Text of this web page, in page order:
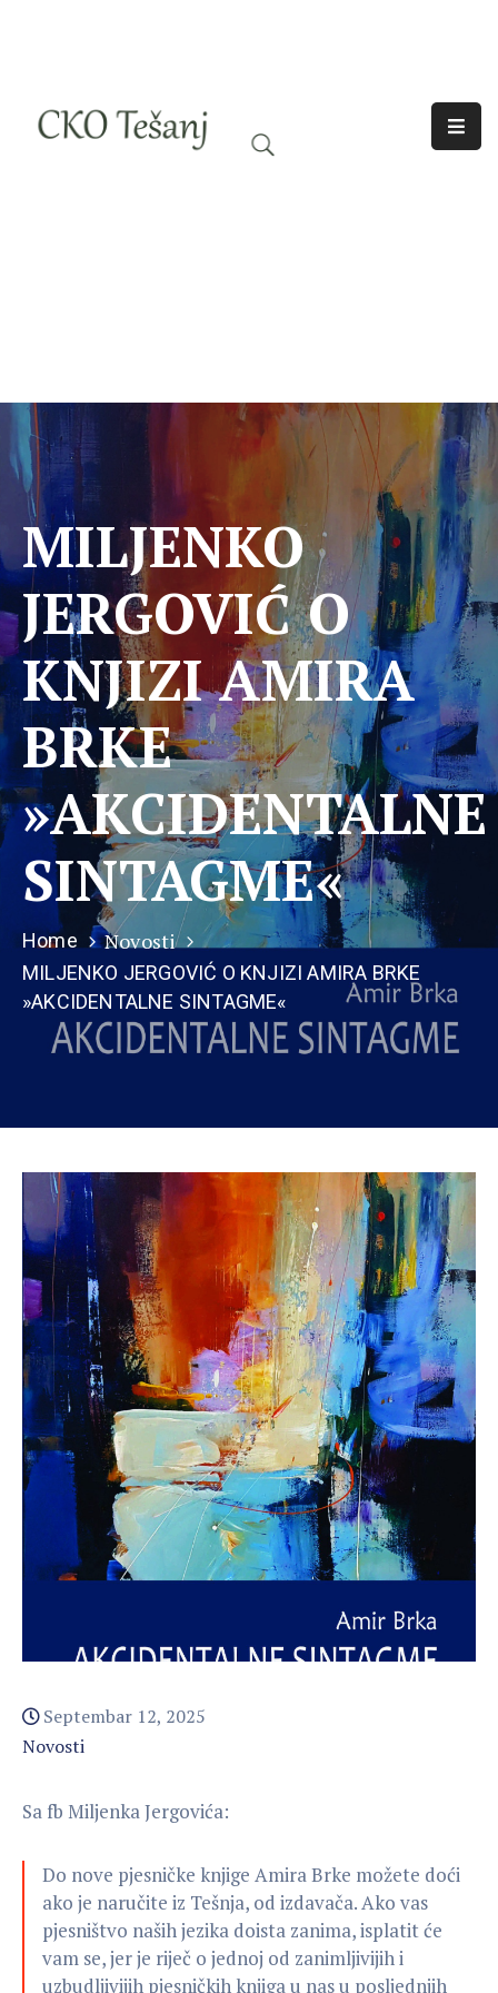
Nama
MILJENKO
JERGOVIĆ O
KNJIZI AMIRA
BRKE
»AKCIDENTALNE
SINTAGME«
Home Novosti
MILJENKO JERGOVIĆ O KNJIZI AMIRA BRKE
»AKCIDENTALNE SINTAGME«
Septembar 12, 2025
Novosti
Sa fb Miljenka Jergovića:
Do nove pjesničke knjige Amira Brke možete doći
ako je naručite iz Tešnja, od izdavača. Ako vas
pjesništvo naših jezika doista zanima, isplatit će
vam se, jer je riječ o jednoj od zanimljivijih i
uzbudljivijih pjesničkih knjiga u nas u posljednjih